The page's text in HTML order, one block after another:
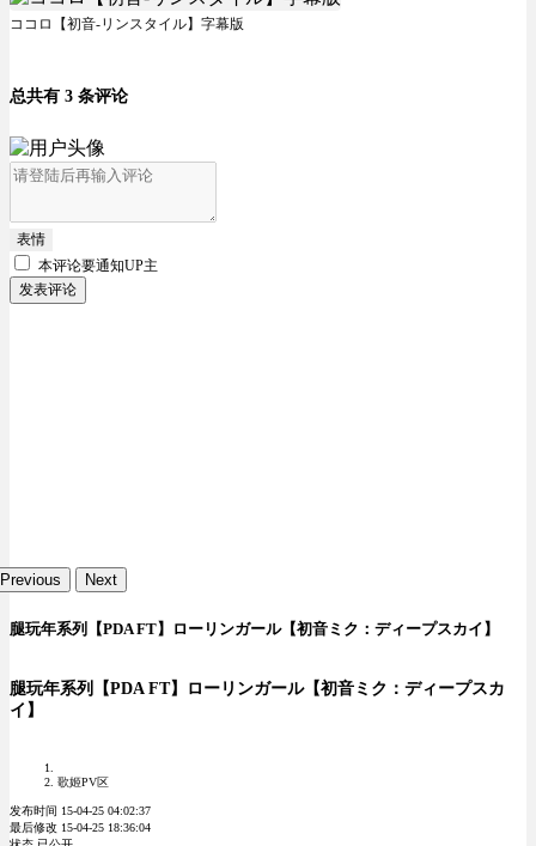
ココロ【初音-リンスタイル】字幕版
总共有 3 条评论
表情
本评论要通知UP主
发表评论
Previous Next
腿玩年系列【PDA FT】ローリンガール【初音ミク：ディープスカイ】
腿玩年系列【PDA FT】ローリンガール【初音ミク：ディープスカ
イ】
歌姬PV区
发布时间 15-04-25 04:02:37
最后修改 15-04-25 18:36:04